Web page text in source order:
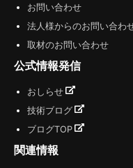
お問い合わせ
法人様からのお問い合わ
取材のお問い合わせ
公式情報発信
おしらせ
技術ブログ
ブログTOP
関連情報